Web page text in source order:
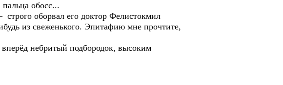
обосс...
оборвал его доктор Фелистокмил
из свеженького. Эпитафию мне прочтите,
небритый подбородок, высоким